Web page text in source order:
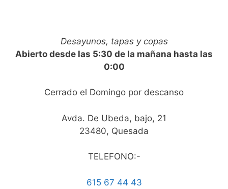
Desayunos, tapas y copas
Abierto desde las 5:30 de la mañana hasta las
0:00
Cerrado el Domingo por descanso
Avda. De Ubeda, bajo, 21
23480, Quesada
TELEFONO:-
615 67 44 43